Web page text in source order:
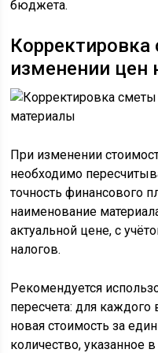
бюджета.
изменении цен
При изменении
необходимо
точность финансового
наименование
актуальной цене, с
налогов.
Рекомендуется
пересчета: для каждого
новая стоимость за
количество, указанное